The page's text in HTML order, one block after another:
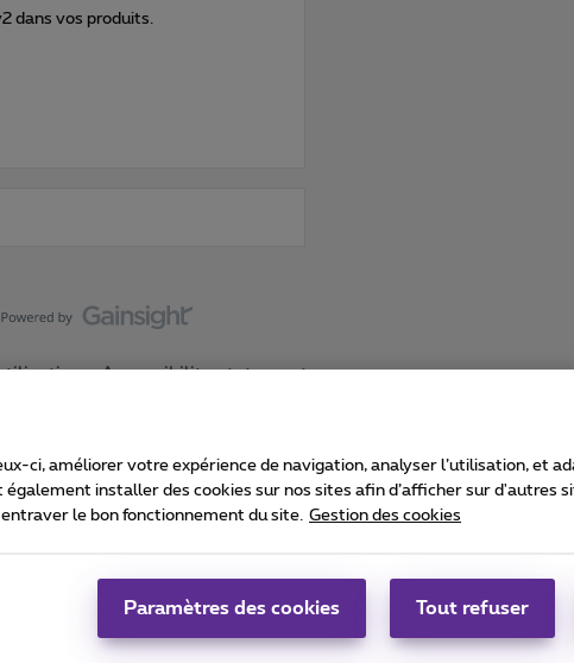
dans vos produits.
Accessibility statement
Carrier & Wholesale Solutions
Proximus Group
|
ci, améliorer votre expérience de navigation, analyser l’utilisation, et
installer des cookies sur nos sites afin d’afficher sur d'autres
le bon fonctionnement du site. Gestion des cookies
Paramètres des cookies Tout refuser